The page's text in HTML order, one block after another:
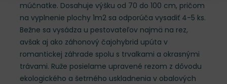
múčnatke. Dosahuje výšku od 70 do 100 cm, pričom
na vyplnenie plochy 1m2 sa odporúča vysadiť 4-5 ks.
Bežne sa vysádza u pestovateľov najmä na rez,
avšak aj ako záhonový čajohybrid upúta v
romantickej záhrade spolu s trvalkami a okrasnými
trávami. Ruže posielame upravené rezom z dôvodu
ekologického a šetrného uskladnenia v obalových